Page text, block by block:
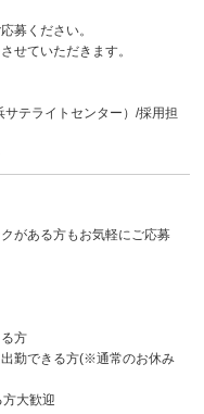
募ください。
せていただきます。
テライトセンター）/採用担
がある方もお気軽にご応募
方
出勤できる方(※通常のお休み
方大歓迎